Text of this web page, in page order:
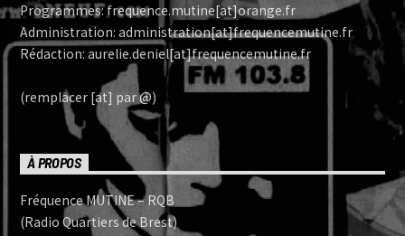
Programmes: frequence.mutine[at]orange.fr
Administration: administration[at]frequencemutine.fr
Rédaction: aurelie.deniel[at]frequencemutine.fr
(remplacer [at] par @)
À PROPOS
Fréquence MUTINE – RQB
(Radio Quartiers de Brest)